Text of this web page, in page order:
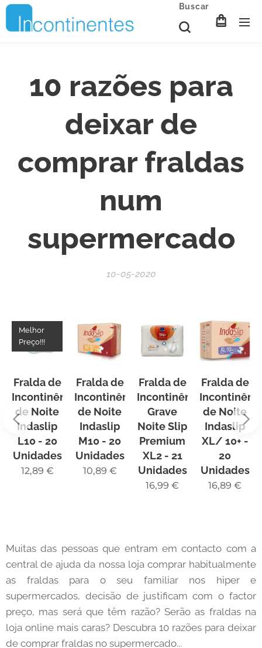
Buscar
10 razões para
deixar de
comprar fraldas
num
supermercado
10-05-2020
Fralda de
Incontinência
de Noite
Indaslip
L10 - 20
Unidades
Melhor
Preço!!!
12,89 €
Fralda de
Incontinência
de Noite
Indaslip
M10 - 20
Unidades
10,89 €
Fralda de
Incontinência
Grave
Noite Slip
Premium
XL2 - 21
Unidades
16,99 €
Fralda de
de Noite
Indaslip
XL/ 10+ -
20
Unidades
16,89 €
Muitas das pessoas que entram em contacto com a
central de ajuda da nossa loja comprar habitualmente
as fraldas para o seu familiar nos hiper e
supermercados, decisão de justificam com o factor
preço, mas será que têm razão? Serão as fraldas na
loja online mais caras? Descubra 10 razões para deixar
de comprar fraldas no supermercado...